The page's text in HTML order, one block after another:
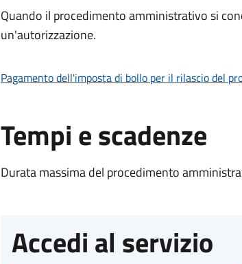
Quando il procedimento amministrativo si
un'autorizzazione.
Pagamento dell'imposta di bollo per il rilascio del
Tempi e scadenze
Durata massima del procedimento
Accedi al servizio